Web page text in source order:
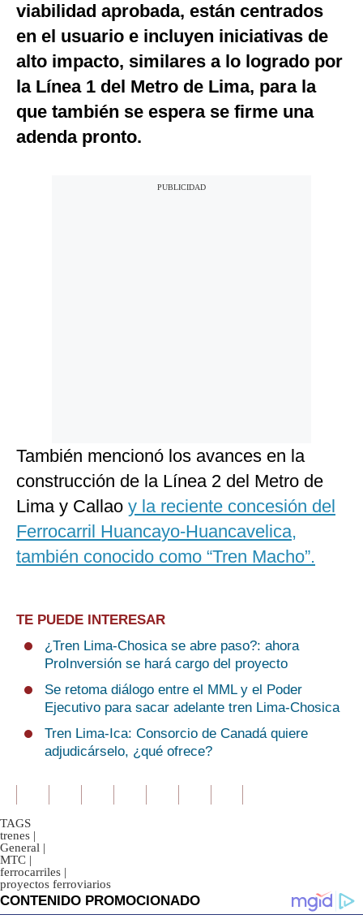
viabilidad aprobada, están centrados
en el usuario e incluyen iniciativas de
alto impacto, similares a lo logrado por
la Línea 1 del Metro de Lima, para la
que también se espera se firme una
adenda pronto.
También mencionó los avances en la
construcción de la Línea 2 del Metro de
Lima y Callao y la reciente concesión del
Ferrocarril Huancayo-Huancavelica,
también conocido como “Tren Macho”.
TE PUEDE INTERESAR
¿Tren Lima-Chosica se abre paso?: ahora
ProInversión se hará cargo del proyecto
Se retoma diálogo entre el MML y el Poder
Ejecutivo para sacar adelante tren Lima-Chosica
Tren Lima-Ica: Consorcio de Canadá quiere
adjudicárselo, ¿qué ofrece?
TAGS
trenes |
General |
MTC |
ferrocarriles |
proyectos ferroviarios